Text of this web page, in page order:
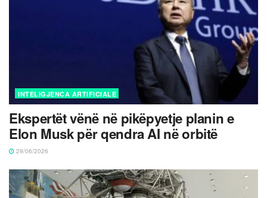
INTELIGJENCA ARTIFICIALE
Ekspertët vënë në pikëpyetje planin e
Elon Musk për qendra AI në orbitë
29/06/2026